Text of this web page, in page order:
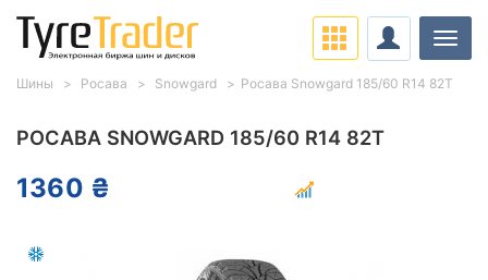
РОСАВА SNOWGARD 185/60 R14 82T
1360 ₴
Шины Росава Snowgard Росава Snowgard 185/60 R14 82T